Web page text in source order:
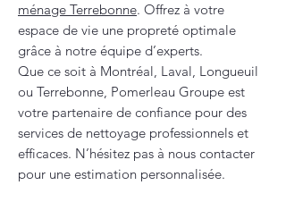
ménage Terrebonne. Offrez à votre
espace de vie une propreté optimale
grâce à notre équipe d’experts.
Que ce soit à Montréal, Laval, Longueuil
ou Terrebonne, Pomerleau Groupe est
votre partenaire de confiance pour des
services de nettoyage professionnels et
efficaces. N’hésitez pas à nous contacter
pour une estimation personnalisée.